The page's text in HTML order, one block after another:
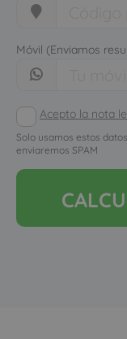
Móvil (Enviamos
Acepto la nota
Solo usamos estos
enviaremos SPAM